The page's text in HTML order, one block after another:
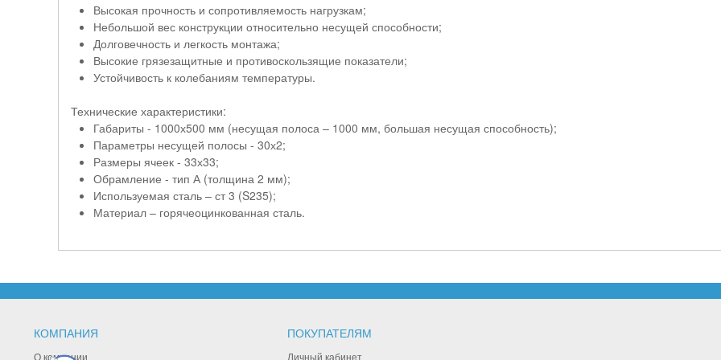
Высокая прочность и сопротивляемость нагрузкам;
Небольшой вес конструкции относительно несущей способности;
Долговечность и легкость монтажа;
Высокие грязезащитные и противоскользящие показатели;
Устойчивость к колебаниям температуры.
Технические характеристики:
Габариты - 1000х500 мм (несущая полоса – 1000 мм, большая несущая способность);
Параметры несущей полосы - 30х2;
Размеры ячеек - 33х33;
Обрамление - тип А (толщина 2 мм);
Используемая сталь – ст 3 (S235);
Материал – горячеоцинкованная сталь.
КОМПАНИЯ
О компании
ПОКУПАТЕЛЯМ
Личный кабинет